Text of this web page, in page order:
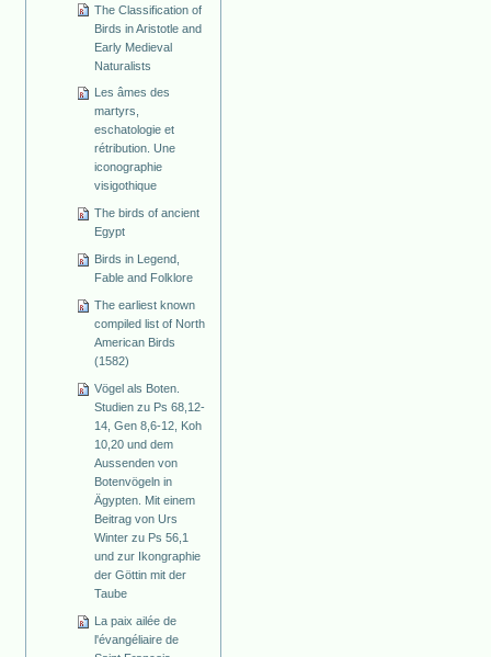
The Classification of
Birds in Aristotle and
Early Medieval
Naturalists
Les âmes des
martyrs,
eschatologie et
rétribution. Une
iconographie
visigothique
The birds of ancient
Egypt
Birds in Legend,
Fable and Folklore
The earliest known
compiled list of North
American Birds
(1582)
Vögel als Boten.
Studien zu Ps 68,12-
14, Gen 8,6-12, Koh
10,20 und dem
Aussenden von
Botenvögeln in
Ägypten. Mit einem
Beitrag von Urs
Winter zu Ps 56,1
und zur Ikongraphie
der Göttin mit der
Taube
La paix ailée de
l'évangéliaire de